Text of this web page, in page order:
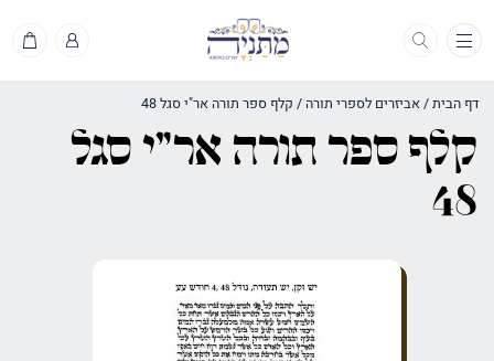
תפריט
דף הבית/אביזרים לספרי תורה / קלף ספר תורה אר"י סגל 48
קלף ספר תורה אר"י סגל
48